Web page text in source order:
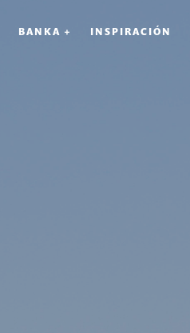
BANKA + INSPIRACIÓN